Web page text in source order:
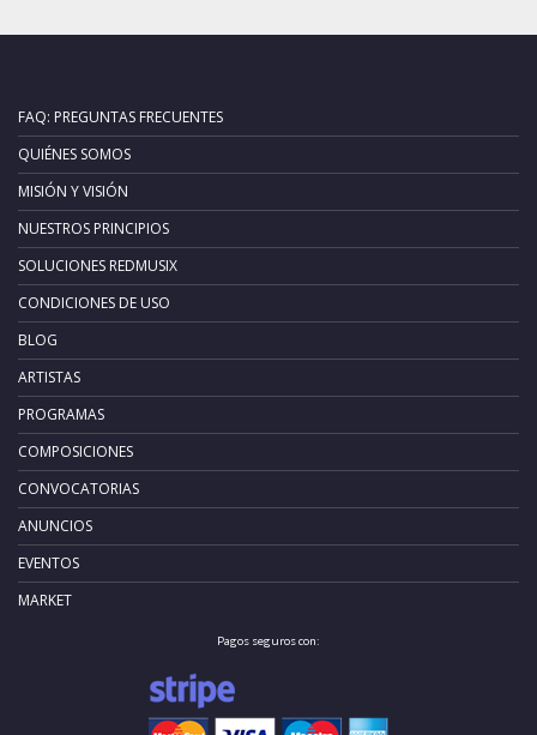
FAQ: PREGUNTAS FRECUENTES
QUIÉNES SOMOS
MISIÓN Y VISIÓN
NUESTROS PRINCIPIOS
SOLUCIONES REDMUSIX
CONDICIONES DE USO
BLOG
ARTISTAS
PROGRAMAS
COMPOSICIONES
CONVOCATORIAS
ANUNCIOS
EVENTOS
MARKET
Pagos seguros con: